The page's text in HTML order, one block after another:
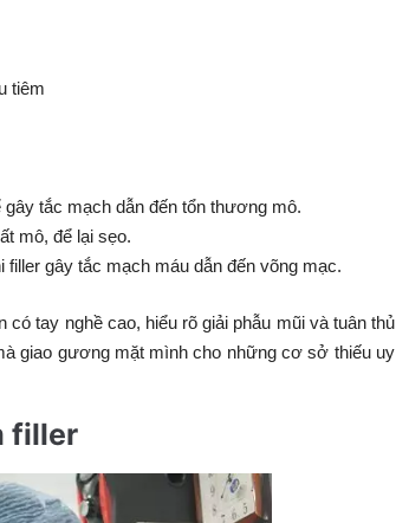
tiêm
tắc mạch dẫn đến tổn thương mô.
mô, để lại sẹo.
gây tắc mạch máu dẫn đến võng mạc.
tay nghề cao, hiểu rõ giải phẫu mũi và tuân thủ
giao gương mặt mình cho những cơ sở thiếu uy
filler